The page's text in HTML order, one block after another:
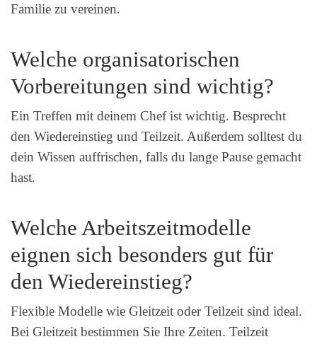
Familie zu vereinen.
Welche organisatorischen
Vorbereitungen sind wichtig?
Ein Treffen mit deinem Chef ist wichtig. Besprecht
den Wiedereinstieg und Teilzeit. Außerdem solltest du
dein Wissen auffrischen, falls du lange Pause gemacht
hast.
Welche Arbeitszeitmodelle
eignen sich besonders gut für
den Wiedereinstieg?
Flexible Modelle wie Gleitzeit oder Teilzeit sind ideal.
Bei Gleitzeit bestimmen Sie Ihre Zeiten. Teilzeit